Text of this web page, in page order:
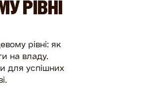
РІВНІ
рівні: як
на владу.
для успішних